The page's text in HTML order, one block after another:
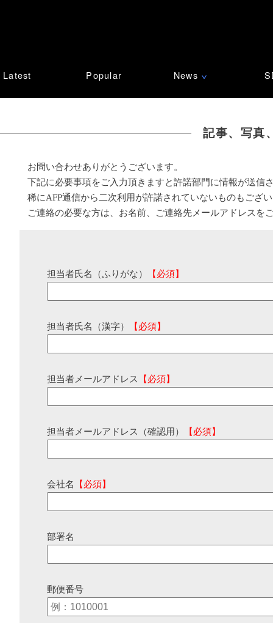
Latest Popular News ∨
記事、写真
お問い合わせありがとうございます。
下記に必要事項をご入力頂きますと許諾部門に情報が送信
稀にAFP通信から二次利用が許諾されていないものもござ
ご連絡の必要な方は、お名前、ご連絡先メールアドレスを
担当者氏名（ふりがな） 【必須】
担当者氏名（漢字） 【必須】
担当者メールアドレス 【必須】
担当者メールアドレス（確認用） 【必須】
会社名 【必須】
部署名
郵便番号